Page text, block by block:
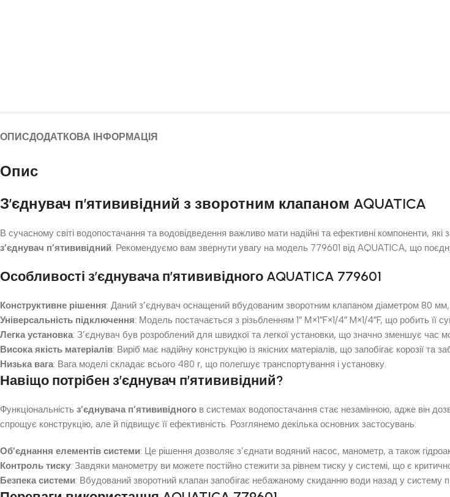
ОПИСДОДАТКОВА ІНФОРМАЦІЯ
Опис
З’єднувач п’ятививідний з зворотним клапаном AQUATICA
В сучасному світі водопостачання та водовідведення важливо мати надійні та ефективні компоненти,
з’єднувач п’ятививідний . Рекомендуємо вам звернути увагу на модель 779601 від AQUATICA, що
Особливості з’єднувача п’ятививідного AQUATICA 779601
Конструктивне рішення: Даний з’єднувач оснащений вбудованим зворотним клапаном діаметром 80
Універсальність підключення: Модель постачається з різьбленням 1″ М×1″F×1/4″ M×1/4″F, що робить
Легка установка: З’єднувач був розроблений для швидкої та легкої установки, що значно зменшує час
Висока якість матеріалів: Виріб має надійну конструкцію із якісних матеріалів, що запобігає корозії та
Низька вага: Вага моделі складає всього 480 г, що полегшує транспортування і установку.
Навіщо потрібен з’єднувач п’ятививідний?
Функціональність з’єднувача п’ятививідного в системах водопостачання стає незамінною, адже він
спрощує конструкцію, але й підвищує її ефективність. Розглянемо декілька основних застосувань:
Об’єднання елементів системи: Це рішення дозволяє з’єднати водяний насос, манометр, а також
Контроль тиску: Завдяки манометру ви можете постійно стежити за рівнем тиску у системі, що є
Безпека системи: Вбудований зворотний клапан запобігає небажаному скиданню води назад у систему